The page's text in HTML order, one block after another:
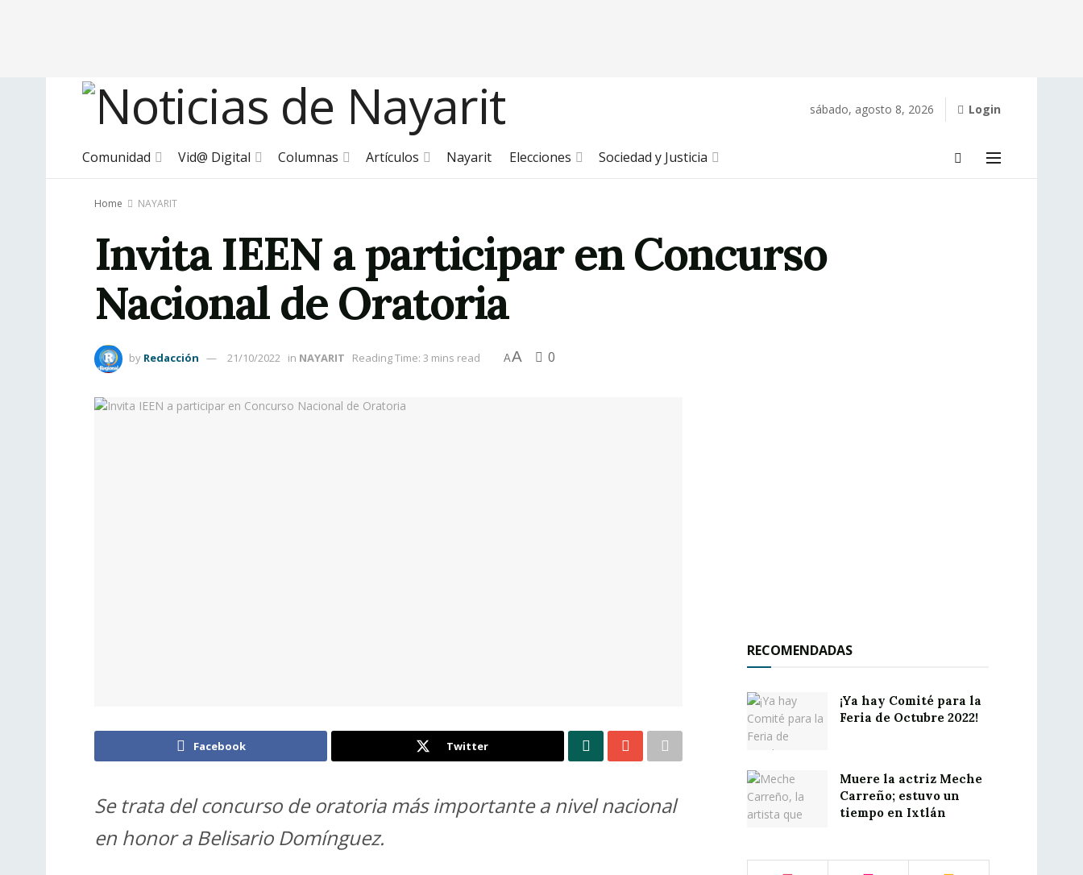
sábado, agosto 8, 2026 Login
Comunidad Vid@ Digital Columnas Artículos Nayarit Elecciones Sociedad y Justicia
Home NAYARIT
Invita IEEN a participar en Concurso
Nacional de Oratoria
by Redacción 21/10/2022 in NAYARIT Reading Time: 3 mins read AA 0
Facebook Twitter
Se trata del concurso de oratoria más importante a nivel nacional
en honor a Belisario Domínguez.
RECOMENDADAS
¡Ya hay Comité para la
Feria de Octubre 2022!
Muere la actriz Meche
Carreño; estuvo un
tiempo en Ixtlán